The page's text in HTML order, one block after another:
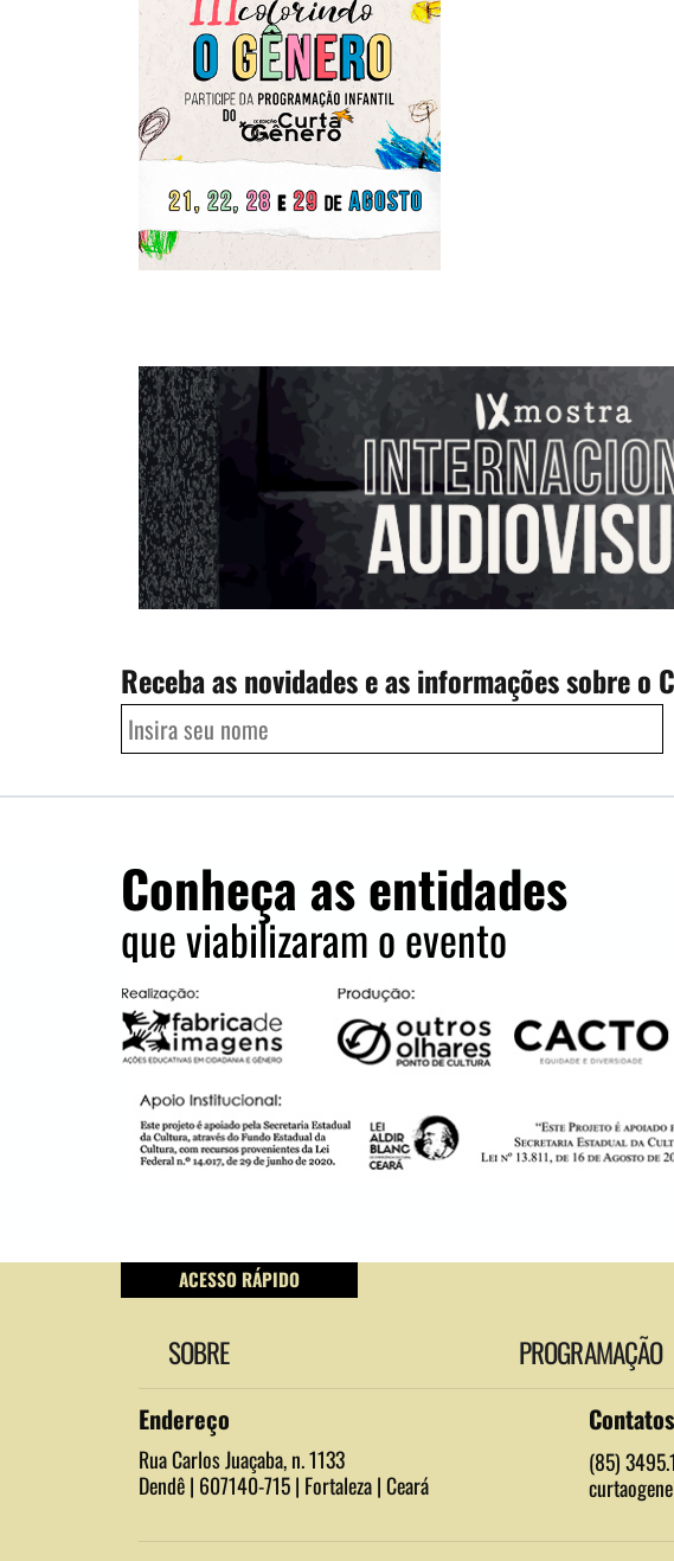
Receba as novidades e as informações sobre o
Conheça as entidades
que viabilizaram o evento
ACESSO RÁPIDO
SOBRE PROGRAMAÇÃO
Endereço
Rua Carlos Juaçaba, n. 1133
Dendê | 607140-715 | Fortaleza | Ceará
Contatos
(85)